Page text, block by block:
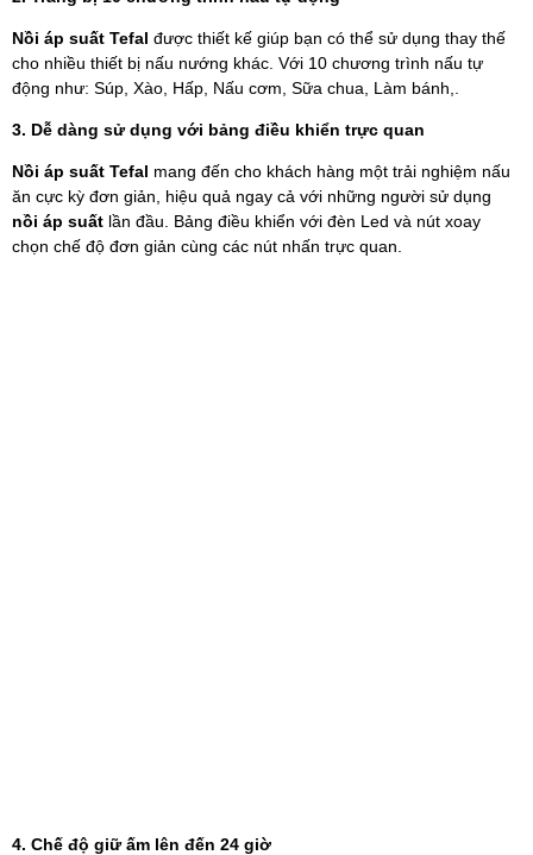
Nồi áp suất Tefal được thiết kế giúp bạn có thể sử dụng thay thế
cho nhiều thiết bị nấu nướng khác. Với 10 chương trình nấu tự
động như: Súp, Xào, Hấp, Nấu cơm, Sữa chua, Làm bánh,.
3. Dễ dàng sử dụng với bảng điều khiển trực quan
Nồi áp suất Tefal mang đến cho khách hàng một trải nghiệm nấu
ăn cực kỳ đơn giản, hiệu quả ngay cả với những người sử dụng
nồi áp suất lần đầu. Bảng điều khiển với đèn Led và nút xoay
chọn chế độ đơn giản cùng các nút nhấn trực quan.
4. Chế độ giữ ấm lên đến 24 giờ